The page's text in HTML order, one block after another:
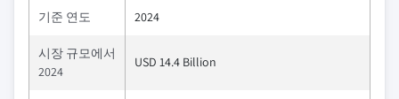
기준 연도 2024
시장 규모에서
2024
USD 14.4 Billion